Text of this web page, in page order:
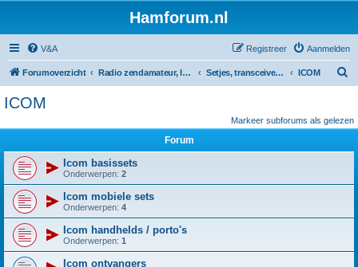
Hamforum.nl
V&A Aanmelden
Registreer
Forumoverzicht Radio zendamateur, luisteramateur en elektronica zelfbouw Setjes, transceivers, portofoons, ontvangers, mods, tips, etc ICOM
k
ICOM
Markeer subforums als gelezen
Forum
Icom basissets
Onderwerpen: 2
Icom mobiele sets
Onderwerpen: 4
Icom handhelds / porto's
Onderwerpen: 1
Icom ontvangers